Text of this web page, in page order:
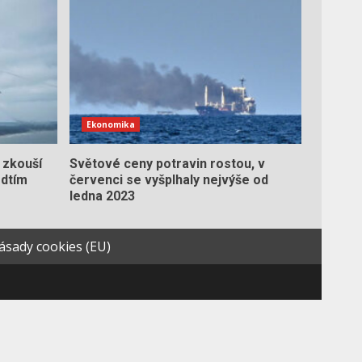
zkouší
Ekonomika
Světové ceny potravin rostou, v
červenci se vyšplhaly nejvýše od
ledna 2023
cookies (EU)